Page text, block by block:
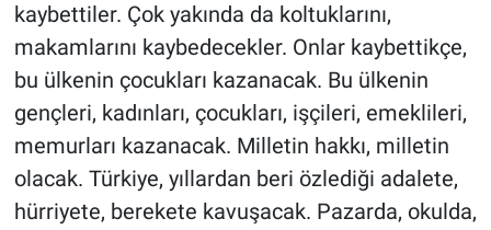
kaybettiler. Çok yakında da koltuklarını,
makamlarını kaybedecekler. Onlar kaybettikçe,
bu ülkenin çocukları kazanacak. Bu ülkenin
gençleri, kadınları, çocukları, işçileri, emeklileri,
memurları kazanacak. Milletin hakkı, milletin
olacak. Türkiye, yıllardan beri özlediği adalete,
hürriyete, berekete kavuşacak. Pazarda, okulda,